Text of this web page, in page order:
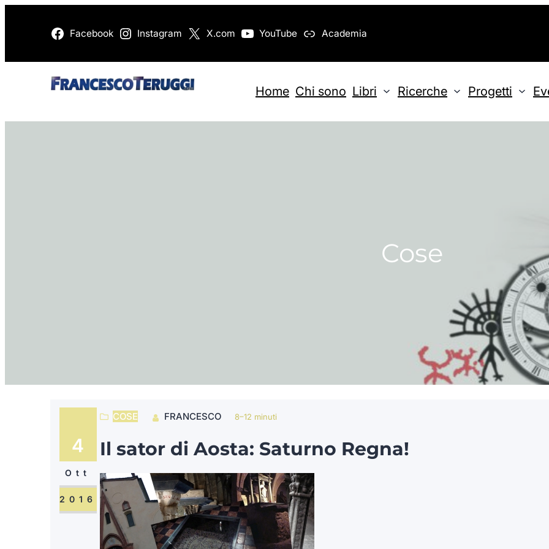
Facebook Instagram X.com YouTube Academia
Home Chi sono Libri Ricerche Progetti
Cose
4
Ott
2016
COSE FRANCESCO 8–12 minuti
Il sator di Aosta: Saturno Regna!